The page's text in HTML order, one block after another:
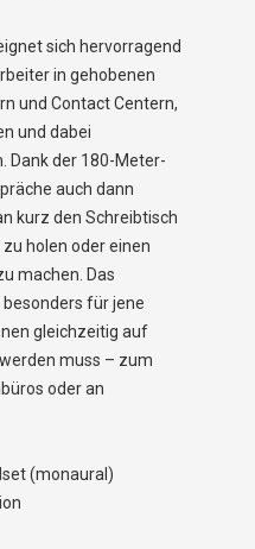
sich hervorragend
in gehobenen
und Contact Centern,
und dabei
Dank der 180-Meter-
auch dann
kurz den Schreibtisch
holen oder einen
machen. Das
für jene
gleichzeitig auf
muss – zum
oder an
(monaural)